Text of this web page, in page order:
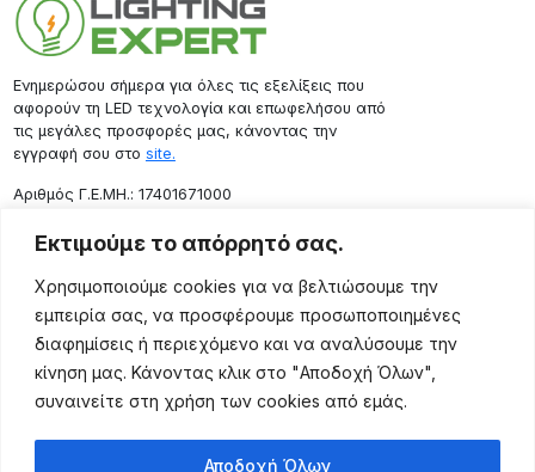
Εκτιμούμε το απόρρητό σας.
Χρησιμοποιούμε cookies για να βελτιώσουμε την
εμπειρία σας, να προσφέρουμε προσωποποιημένες
διαφημίσεις ή περιεχόμενο και να αναλύσουμε την
κίνηση μας. Κάνοντας κλικ στο "Αποδοχή Όλων",
συναινείτε στη χρήση των cookies από εμάς.
Αποδοχή Όλων
Ενημερώσου σήμερα για όλες τις εξελίξεις που
αφορούν τη LED τεχνολογία και επωφελήσου από
τις μεγάλες προσφορές μας, κάνοντας την
εγγραφή σου στο site.
Aριθμός Γ.Ε.ΜΗ.: 17401671000
Επικοινωνία
Ρόδου 133, Αθήνα 10443
(+30) 211 725 5427
sales@lightingexpert.gr
Χρήσιμες Σελίδες